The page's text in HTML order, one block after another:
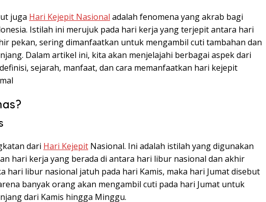
juga Hari Kejepit Nasional adalah fenomena yang akrab bagi
Istilah ini merujuk pada hari kerja yang terjepit antara hari
pekan, sering dimanfaatkan untuk mengambil cuti tambahan dan
Dalam artikel ini, kita akan menjelajahi berbagai aspek dari
sejarah, manfaat, dan cara memanfaatkan hari kejepit
dari Hari Kejepit Nasional. Ini adalah istilah yang digunakan
hari kerja yang berada di antara hari libur nasional dan akhir
hari libur nasional jatuh pada hari Kamis, maka hari Jumat disebut
banyak orang akan mengambil cuti pada hari Jumat untuk
dari Kamis hingga Minggu.